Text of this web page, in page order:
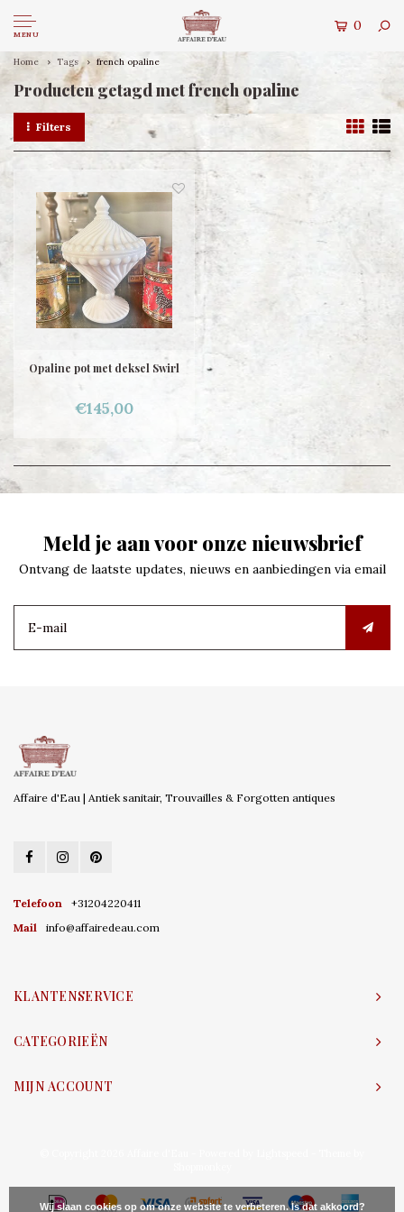
MENU
0
Home Tags french opaline
Producten getagd met french opaline
Filters
Opaline pot met deksel Swirl
€145,00
Meld je aan voor onze nieuwsbrief
Ontvang de laatste updates, nieuws en aanbiedingen via email
Affaire d'Eau | Antiek sanitair, Trouvailles & Forgotten antiques
Telefoon
+31204220411
Mail
info@affairedeau.com
KLANTENSERVICE
CATEGORIEËN
MIJN ACCOUNT
Wij slaan cookies op om onze website te verbeteren. Is dat akkoord?